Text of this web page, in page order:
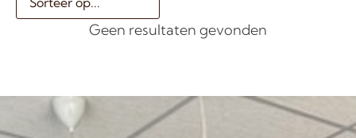
Geen resultaten gevonden